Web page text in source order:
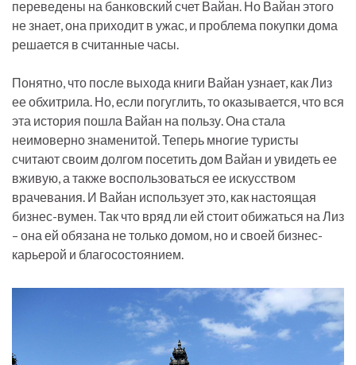
переведены на банковский счет Вайан. Но Вайан этого
не знает, она приходит в ужас, и проблема покупки дома
решается в считанные часы.
Понятно, что после выхода книги Вайан узнает, как Лиз
ее обхитрила. Но, если погуглить, то оказывается, что вся
эта история пошла Вайан на пользу. Она стала
неимоверно знаменитой. Теперь многие туристы
считают своим долгом посетить дом Вайан и увидеть ее
вживую, а также воспользоваться ее искусством
врачевания. И Вайан использует это, как настоящая
бизнес-вумен. Так что вряд ли ей стоит обижаться на Лиз
– она ей обязана не только домом, но и своей бизнес-
карьерой и благосостоянием.